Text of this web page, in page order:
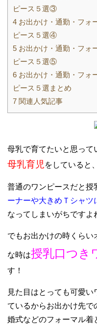
ピース５選③
4 お出かけ・通勤・フォ
ピース５選④
5 お出かけ・通勤・フォ
ピース５選⑤
6 お出かけ・通勤・フォ
ピース５選まとめ
7 関連人気記事
母乳で育てたいと思って
母乳育児をしていると
普通のワンピースだと授
ーナーや大きめＴシャツ
なってしまいがちですよ
でもお出かけの時くらい
な時は授乳口つき
す！
見た目はとっても可愛
ているからお出かけ先
婚式などのフォーマル着